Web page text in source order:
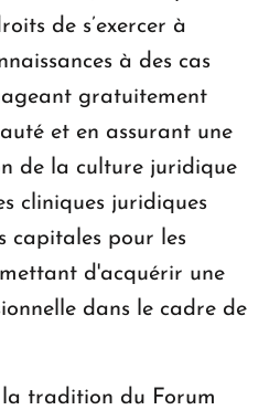
de s’exercer à
à des cas
gratuitement
et en assurant une
de la culture juridique
cliniques juridiques
capitales pour les
d'acquérir une
dans le cadre de
la tradition du Forum